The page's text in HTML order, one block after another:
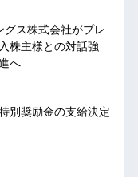
グス株式会社がプレ
株主様との対話強
へ
別奨励金の支給決定